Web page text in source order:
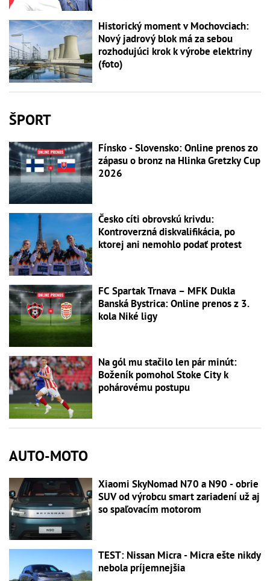
Historický moment v Mochovciach:
Nový jadrový blok má za sebou
rozhodujúci krok k výrobe elektriny
(foto)
ŠPORT
Fínsko - Slovensko: Online prenos zo
zápasu o bronz na Hlinka Gretzky Cup
2026
Česko cíti obrovskú krivdu:
Kontroverzná diskvalifikácia, po
ktorej ani nemohlo podať protest
FC Spartak Trnava – MFK Dukla
Banská Bystrica: Online prenos z 3.
kola Niké ligy
Na gól mu stačilo len pár minút:
Boženík pomohol Stoke City k
pohárovému postupu
AUTO-MOTO
Xiaomi SkyNomad N70 a N90 - obrie
SUV od výrobcu smart zariadení už aj
so spaľovacím motorom
TEST: Nissan Micra - Micra ešte nikdy
nebola príjemnejšia